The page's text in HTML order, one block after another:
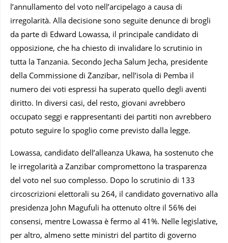
l’annullamento del voto nell’arcipelago a causa di
irregolarità. Alla decisione sono seguite denunce di brogli
da parte di Edward Lowassa, il principale candidato di
opposizione, che ha chiesto di invalidare lo scrutinio in
tutta la Tanzania. Secondo Jecha Salum Jecha, presidente
della Commissione di Zanzibar, nell’isola di Pemba il
numero dei voti espressi ha superato quello degli aventi
diritto. In diversi casi, del resto, giovani avrebbero
occupato seggi e rappresentanti dei partiti non avrebbero
potuto seguire lo spoglio come previsto dalla legge.
Lowassa, candidato dell’alleanza Ukawa, ha sostenuto che
le irregolarità a Zanzibar compromettono la trasparenza
del voto nel suo complesso. Dopo lo scrutinio di 133
circoscrizioni elettorali su 264, il candidato governativo alla
presidenza John Magufuli ha ottenuto oltre il 56% dei
consensi, mentre Lowassa è fermo al 41%. Nelle legislative,
per altro, almeno sette ministri del partito di governo